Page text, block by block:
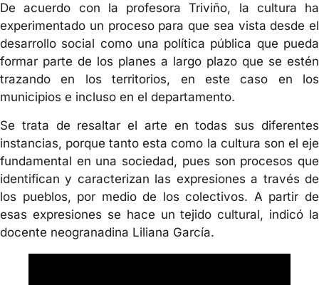
De acuerdo con la profesora Triviño, la cultura ha
experimentado un proceso para que sea vista desde el
desarrollo social como una política pública que pueda
formar parte de los planes a largo plazo que se estén
trazando en los territorios, en este caso en los
municipios e incluso en el departamento.
Se trata de resaltar el arte en todas sus diferentes
instancias, porque tanto esta como la cultura son el eje
fundamental en una sociedad, pues son procesos que
identifican y caracterizan las expresiones a través de
los pueblos, por medio de los colectivos. A partir de
esas expresiones se hace un tejido cultural, indicó la
docente neogranadina Liliana García.